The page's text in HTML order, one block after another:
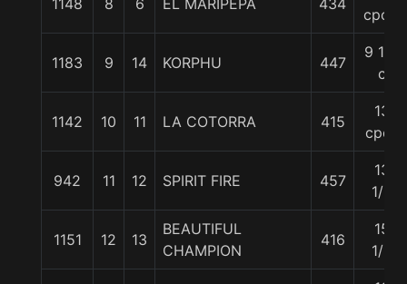
1148 8 6 EL MARIPEPA 434
cpos.
1183 9 14 KORPHU 447
9 1/2
c
1142 10 11 LA COTORRA 415
13
cpos
942 11 12 SPIRIT FIRE 457
13
1/2
1151 12 13
BEAUTIFUL
CHAMPION
416
15
1/2